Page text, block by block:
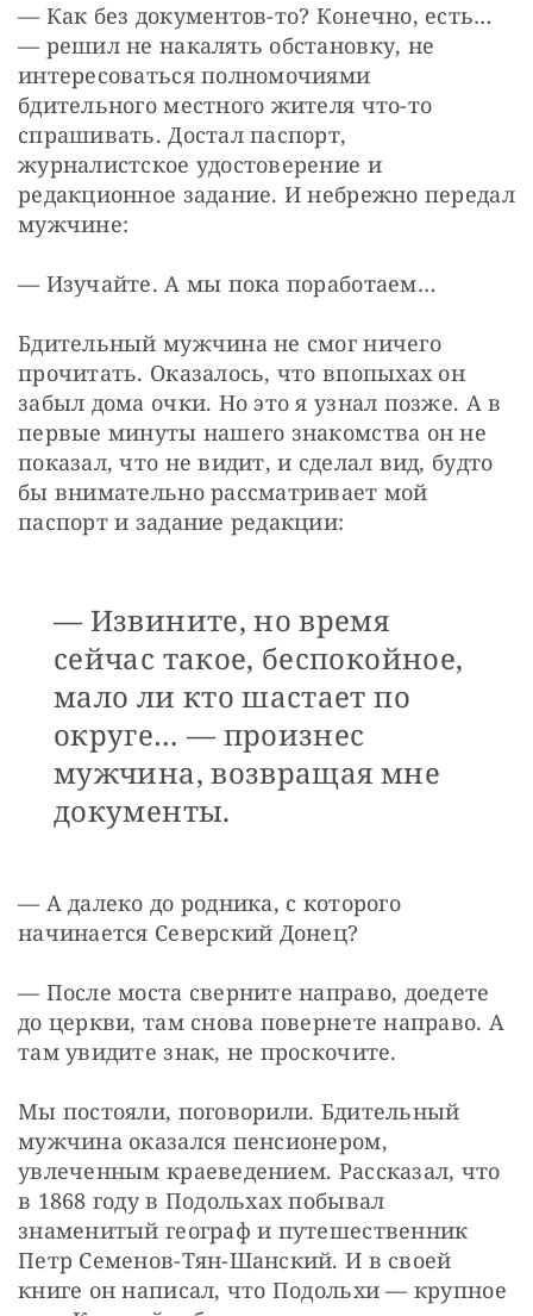
— Как без документов-то? Конечно, есть…
— решил не накалять обстановку, не
интересоваться полномочиями
бдительного местного жителя что-то
спрашивать. Достал паспорт,
журналистское удостоверение и
редакционное задание. И небрежно передал
мужчине:
— Изучайте. А мы пока поработаем…
Бдительный мужчина не смог ничего
прочитать. Оказалось, что впопыхах он
забыл дома очки. Но это я узнал позже. А в
первые минуты нашего знакомства он не
показал, что не видит, и сделал вид, будто
бы внимательно рассматривает мой
паспорт и задание редакции:
— Извините, но время
сейчас такое, беспокойное,
мало ли кто шастает по
округе… — произнес
мужчина, возвращая мне
документы.
— А далеко до родника, с которого
начинается Северский Донец?
— После моста сверните направо, доедете
до церкви, там снова повернете направо. А
там увидите знак, не проскочите.
Мы постояли, поговорили. Бдительный
мужчина оказался пенсионером,
увлеченным краеведением. Рассказал, что
в 1868 году в Подольхах побывал
знаменитый географ и путешественник
Петр Семенов-Тян-Шанский. И в своей
книге он написал, что Подольхи — крупное